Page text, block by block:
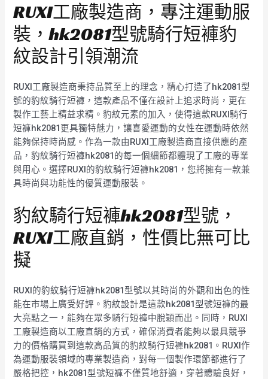
RUXI工廠製造商，專注運動服
裝，hk2081型號騎行短褲豹
紋設計引領潮流
RUXI工廠製造商秉持品質至上的理念，精心打造了hk2081型
號的豹紋騎行短褲，這款產品不僅在設計上追求時尚，更在
製作工藝上精益求精。豹紋元素的加入，使得這款RUXI騎行
短褲hk2081更具獨特魅力，讓喜愛運動的女性在運動時依然
能夠保持時尚感。作為一款由RUXI工廠製造商直接供應的產
品，豹紋騎行短褲hk2081的每一個細節都體現了工廠的專業
與用心。選擇RUXI的豹紋騎行短褲hk2081，您將擁有一款兼
具時尚與功能性的優質運動服裝。
豹紋騎行短褲hk2081型號，
RUXI工廠直銷，性價比無可比
擬
RUXI的豹紋騎行短褲hk2081型號以其時尚的外觀和出色的性
能在市場上廣受好評。豹紋設計是這款hk2081型號短褲的最
大亮點之一，能夠在眾多騎行短褲中脫穎而出。同時，RUXI
工廠製造商以工廠直銷的方式，確保消費者能夠以最具競爭
力的價格購買到這款高品質的豹紋騎行短褲hk2081。RUXI作
為運動服裝領域的專業製造商，對每一個製作環節都進行了
嚴格把控，hk2081型號短褲不僅質地舒適，穿著體驗良好，